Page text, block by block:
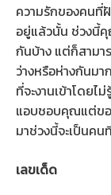
ความรักของคนที่
อยู่แล้วนั้น ช่วงนี้คุ
กันบ้าง แต่ก็สามา
ว่างหรือห่างกันม
ที่จะงานเข้าโดยไ
แอบชอบคุณแต่ขอ
มาช่วงนี้จะเป็นคน
เลขเด็ด